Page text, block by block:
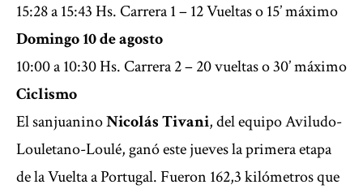
15:28 a 15:43 Hs. Carrera 1 – 12 Vueltas o 15’ máximo
Domingo 10 de agosto
10:00 a 10:30 Hs. Carrera 2 – 20 vueltas o 30’ máximo
Ciclismo
El sanjuaninoNicolás Tivani, del equipo Aviludo-
Louletano-Loulé, ganó este jueves la primera etapa
de la Vuelta a Portugal. Fueron 162,3 kilómetros que